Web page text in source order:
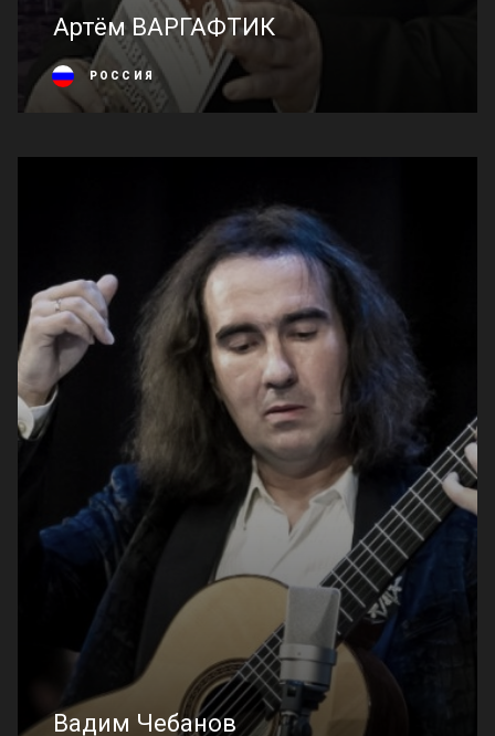
Артём ВАРГАФТИК
РОССИЯ
Вадим Чебанов